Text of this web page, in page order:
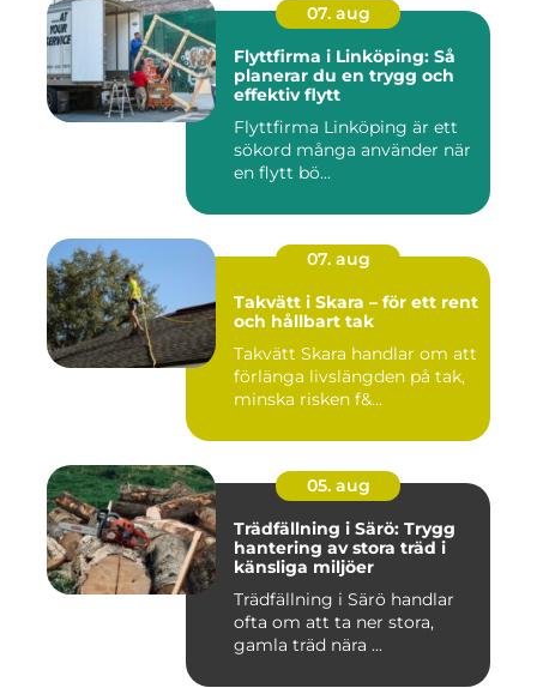
07. aug
Flyttfirma i Linköping: Så
planerar du en trygg och
effektiv flytt
Flyttfirma Linköping är ett
sökord många använder när
en flytt bö...
07. aug
Takvätt i Skara – för ett rent
och hållbart tak
Takvätt Skara handlar om att
förlänga livslängden på tak,
minska risken f&...
05. aug
Trädfällning i Särö: Trygg
hantering av stora träd i
känsliga miljöer
Trädfällning i Särö handlar
ofta om att ta ner stora,
gamla träd nära ...